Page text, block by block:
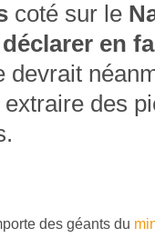
coté sur le
déclarer en
devrait
des
des géants du